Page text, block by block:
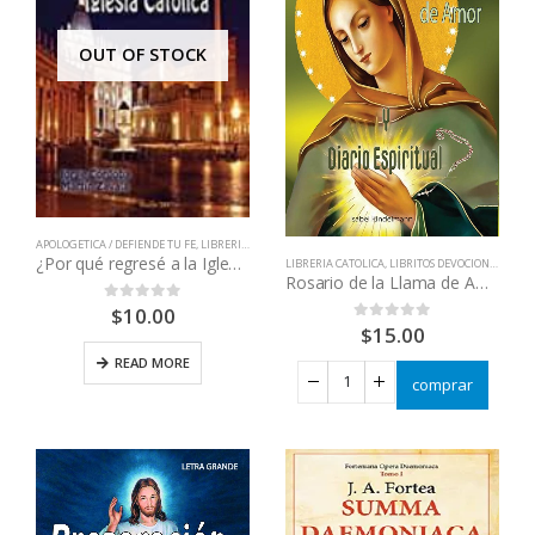
OUT OF STOCK
APOLOGETICA / DEFIENDE TU FE, LIBRERIA CATOLICA
¿Por qué regresé a la Iglesia Católica?
out of 5
$10.00
READ MORE
LIBRERIA CATOLICA, LIBRITOS DEVOCIONALES
Rosario de la Llama de Amor
out of 5
$15.00
comprar